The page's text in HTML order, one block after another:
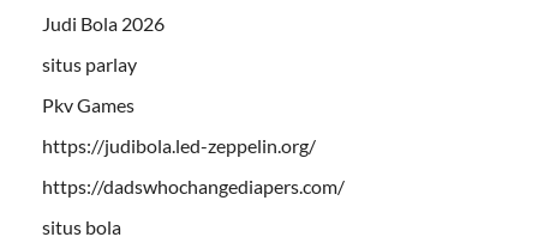
Judi Bola 2026
situs parlay
Pkv Games
https://judibola.led-zeppelin.org/
https://dadswhochangediapers.com/
situs bola